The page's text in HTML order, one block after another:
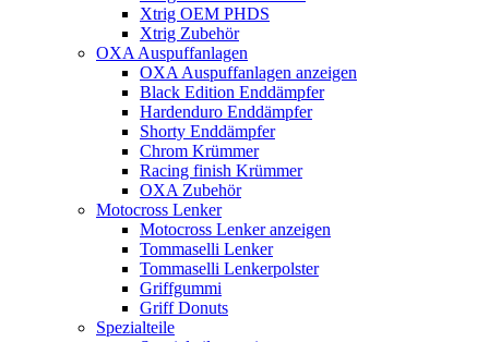
Xtrig OEM PHDS
Xtrig Zubehör
OXA Auspuffanlagen
OXA Auspuffanlagen anzeigen
Black Edition Enddämpfer
Hardenduro Enddämpfer
Shorty Enddämpfer
Chrom Krümmer
Racing finish Krümmer
OXA Zubehör
Motocross Lenker
Motocross Lenker anzeigen
Tommaselli Lenker
Tommaselli Lenkerpolster
Griffgummi
Griff Donuts
Spezialteile